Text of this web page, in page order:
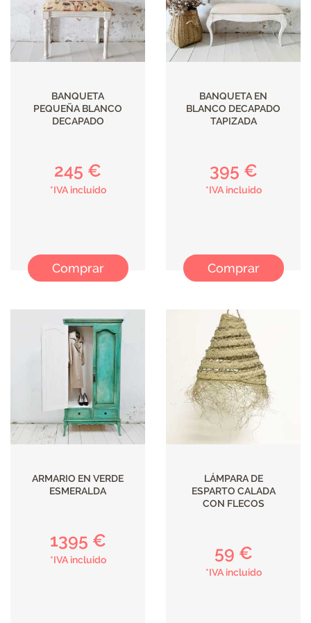
BANQUETA
PEQUEÑA BLANCO
DECAPADO
245 €
*IVA incluido
Comprar
BANQUETA EN
BLANCO DECAPADO
TAPIZADA
395 €
*IVA incluido
Comprar
ARMARIO EN VERDE
ESMERALDA
1395 €
*IVA incluido
LÁMPARA DE
ESPARTO CALADA
CON FLECOS
59 €
*IVA incluido